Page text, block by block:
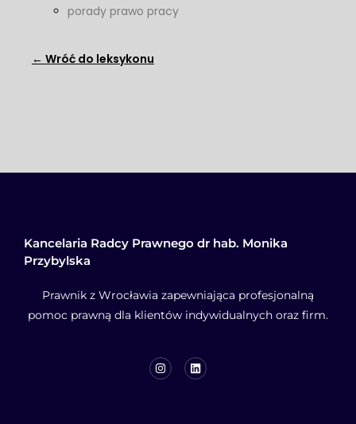
porady prawo pracy
← Wróć do leksykonu
Kancelaria Radcy Prawnego dr hab. Monika
Przybylska
Prawnik z Wrocławia zapewniająca profesjonalną
pomoc prawną dla klientów indywidualnych oraz firm.